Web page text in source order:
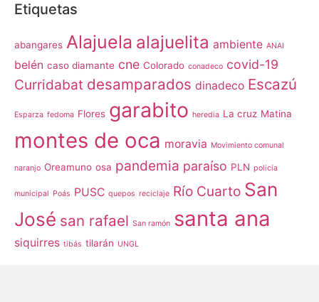
Etiquetas
abangares Alajuela alajuelita ambiente ANAI
belén caso diamante cne Colorado conadeco covid-19
Curridabat desamparados dinadeco Escazú
Esparza fedoma Flores garabito heredia La cruz Matina
montes de oca moravia Movimiento comunal
naranjo Oreamuno osa pandemia paraíso PLN policía
municipal Poás PUSC quepos reciclaje Río Cuarto San
José san rafael San ramón santa ana
siquirres tibás tilarán UNGL